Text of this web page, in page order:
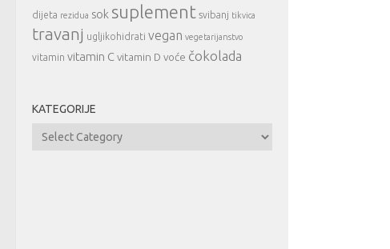
dijeta rezidua sok suplement svibanj tikvica
travanj ugljikohidrati vegan vegetarijanstvo
vitamin vitamin C vitamin D voće čokolada
KATEGORIJE
Kategorije